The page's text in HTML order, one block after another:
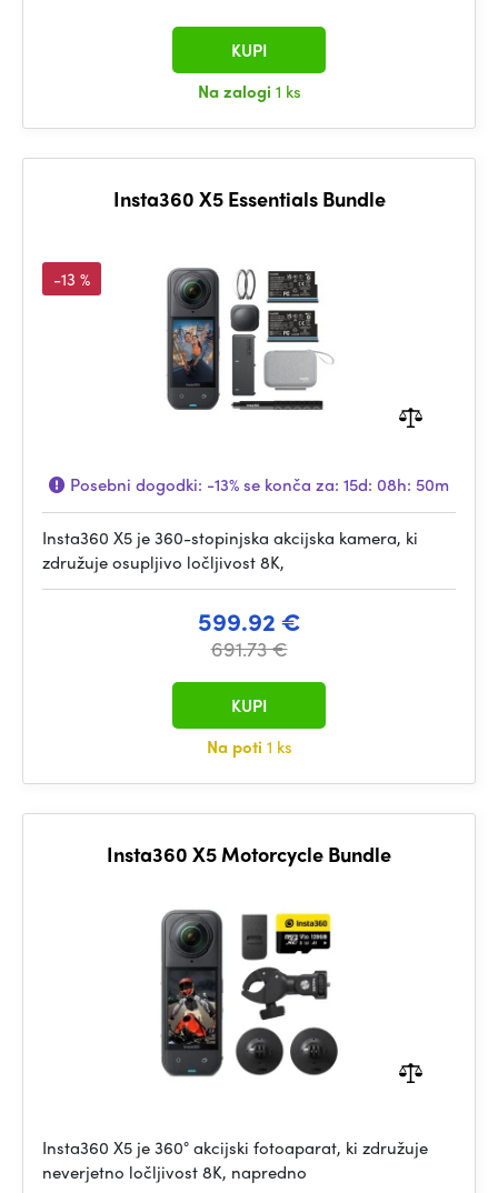
Na zalogi 1 ks
KUPI
Insta360 X5 Essentials Bundle
-13 %
Posebni dogodki: -13%se konča za: 15d: 08h: 50m
Insta360 X5 je 360-stopinjska akcijska kamera, ki
združuje osupljivo ločljivost 8K,
599.92 €
691.73 €
Na poti 1 ks
KUPI
Insta360 X5 Motorcycle Bundle
Insta360 X5 je 360° akcijski fotoaparat, ki združuje
neverjetno ločljivost 8K, napredno